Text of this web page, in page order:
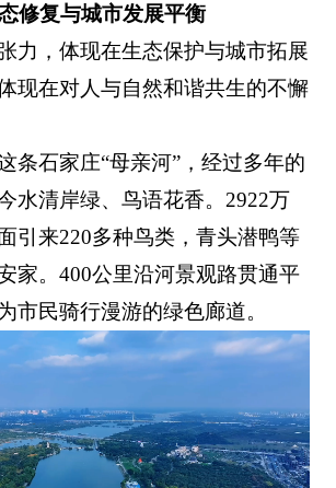
修复与城市发展平衡
力，体现在生态保护与城市拓展
现在对人与自然和谐共生的不懈
条石家庄“母亲河”，经过多年的
水清岸绿、鸟语花香。2922万
引来220多种鸟类，青头潜鸭等
家。400公里沿河景观路贯通平
市民骑行漫游的绿色廊道。